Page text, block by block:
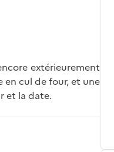
extérieurement
cul de four, et une
et la date.